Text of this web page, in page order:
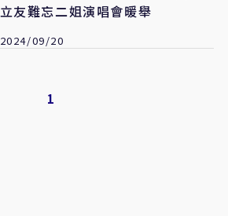
立友難忘二姐演唱會暖舉
2024/09/20
1